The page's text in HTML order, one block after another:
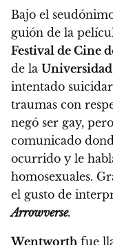
Bajo el
guión de la
Festival de Cine
de la
intentado
traumas con
negó ser gay,
comunicado
ocurrido y le
homosexuales.
el gusto de
Arrowverse.
Wentworth fue